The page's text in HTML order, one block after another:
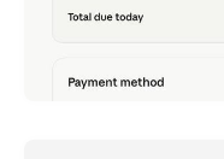
เมื่อปลายเดือนก่อน
READ MORE